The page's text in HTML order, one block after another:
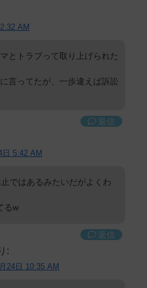
AM
とトラブって取り上げられた
言ってたが、一歩違えば訴訟
返信
日 5:42 AM
ではあるみたいだがよくわ
るw
返信
:
24日 10:35 AM